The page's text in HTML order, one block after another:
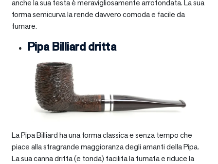
anche la sua testa è meravigliosamente arrotondata. La sua
forma semicurva la rende davvero comoda e facile da
fumare.
Pipa Billiard dritta
La Pipa Billiard ha una forma classica e senza tempo che
piace alla stragrande maggioranza degli amanti della Pipa.
La sua canna dritta (e tonda) facilita la fumata e riduce la